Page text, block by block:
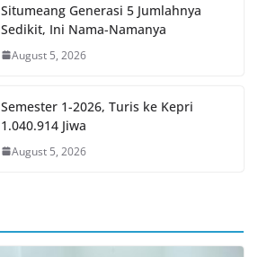
Situmeang Generasi 5 Jumlahnya
Sedikit, Ini Nama-Namanya
August 5, 2026
Semester 1-2026, Turis ke Kepri
1.040.914 Jiwa
August 5, 2026